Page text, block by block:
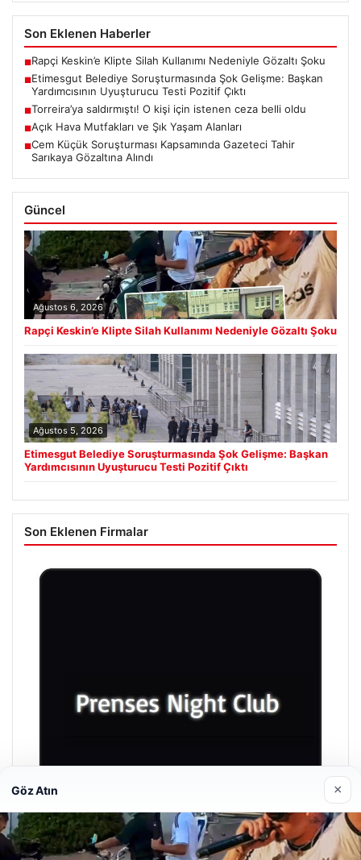
Son Eklenen Haberler
■Rapçi Keskin’e Klipte Silah Kullanımı Nedeniyle Gözaltı Şoku
■Etimesgut Belediye Soruşturmasında Şok Gelişme: Başkan
Yardımcısının Uyuşturucu Testi Pozitif Çıktı
■Torreira’ya saldırmıştı! O kişi için istenen ceza belli oldu
■Açık Hava Mutfakları ve Şık Yaşam Alanları
■Cem Küçük Soruşturması Kapsamında Gazeteci Tahir
Sarıkaya Gözaltına Alındı
Güncel
Ağustos 6, 2026
Rapçi Keskin’e Klipte Silah Kullanımı Nedeniyle Gözaltı Şoku
Ağustos 5, 2026
Etimesgut Belediye Soruşturmasında Şok Gelişme: Başkan
Yardımcısının Uyuşturucu Testi Pozitif Çıktı
Son Eklenen Firmalar
Göz Atın ×